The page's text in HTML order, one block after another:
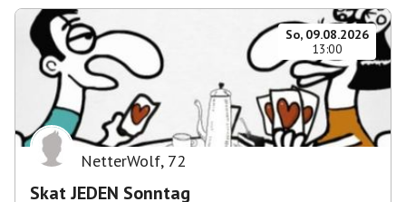
So, 09.08.2026
13:00
NetterWolf, 72
Skat JEDEN Sonntag